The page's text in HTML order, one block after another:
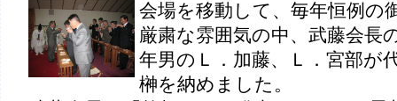
会場を移動して、毎年恒例の
厳粛な雰囲気の中、武藤会長
年男のＬ．加藤、Ｌ．宮部が
榊を納めました。